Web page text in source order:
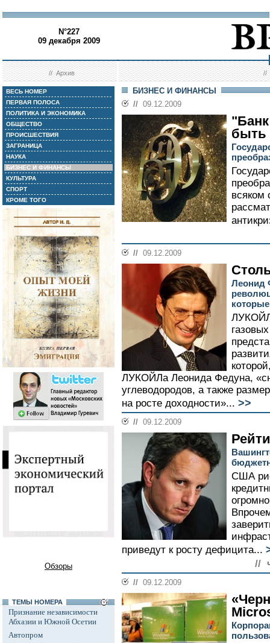
N°227
09 декабря 2009
//Архив //
ВЕСЬ НОМЕР
ПЕРВАЯ ПОЛОСА
ПОЛИТИКА И ЭКОНОМИКА
ОБЩЕСТВО
ПРОИСШЕСТВИЯ
ЗАГРАНИЦА
НАУКА
БИЗНЕС И ФИНАНСЫ
КУЛЬТУРА
СПОРТ
КРОМЕ ТОГО
Обзоры
ТЕМЫ НОМЕРА
Признание независимости
Абхазии и Южной Осетии
Автопром
БИЗНЕС И ФИНАНСЫ
// 09.12.2009
быть
всяком
// 09.12.2009
Леонид
ЛУКОЙЛ
ЛУКОЙЛа Леонида Федуна,
углеводородов, а также
на росте доходности»... >>
// 09.12.2009
США
приведут к росту дефицита...
//
// 09.12.2009